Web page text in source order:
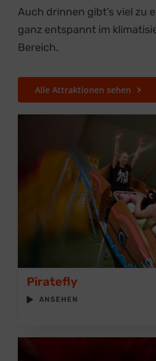
Auch drinnen gibt’s viel zu
ganz entspannt im
Bereich.
Alle Attraktionen sehen
Piratefly
ANSEHEN